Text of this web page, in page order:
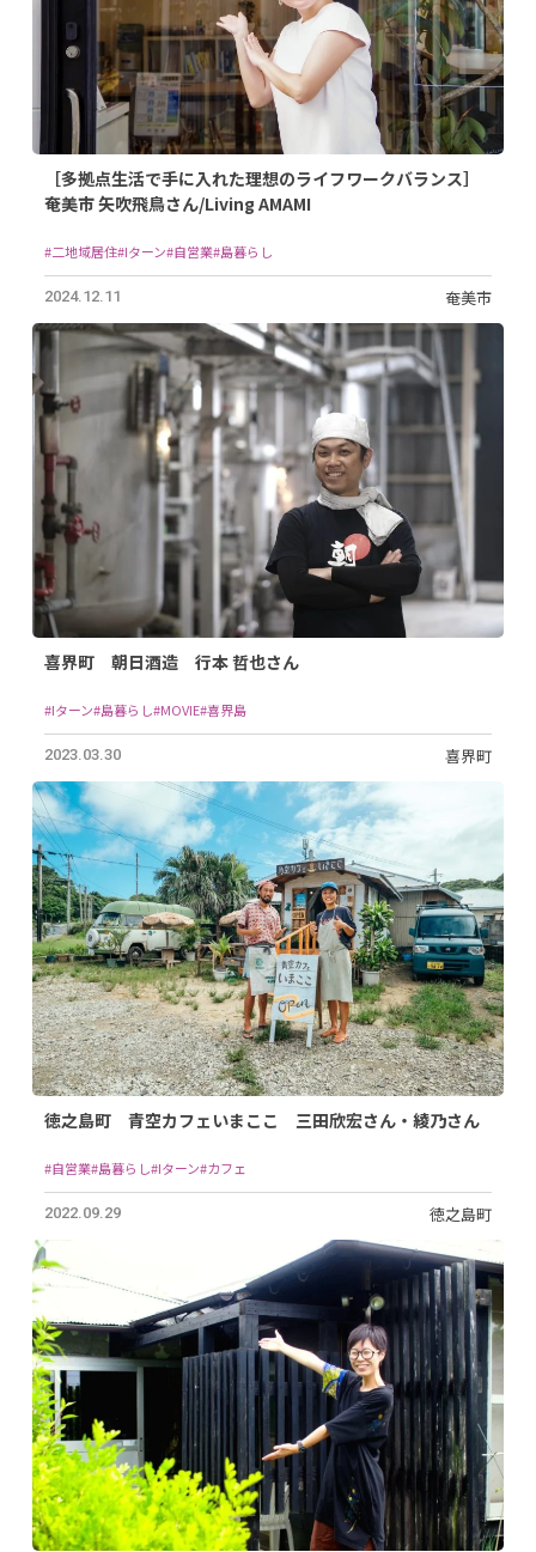
［多拠点生活で手に入れた理想のライフワークバランス］
奄美市 矢吹飛鳥さん/Living AMAMI
#二地域居住#Iターン#自営業#島暮らし
2024.12.11 奄美市
喜界町 朝日酒造 行本 哲也さん
#Iターン#島暮らし#MOVIE#喜界島
2023.03.30 喜界町
徳之島町 青空カフェいまここ 三田欣宏さん・綾乃さん
#自営業#島暮らし#Iターン#カフェ
2022.09.29 徳之島町